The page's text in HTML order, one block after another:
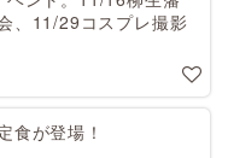
、11/29コスプレ撮影
食が登場！